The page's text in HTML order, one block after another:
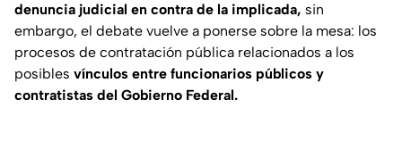
denuncia judicial en contra de la implicada, sin
embargo, el debate vuelve a ponerse sobre la mesa: los
procesos de contratación pública relacionados a los
posibles vínculos entre funcionarios públicos y
contratistas del Gobierno Federal.